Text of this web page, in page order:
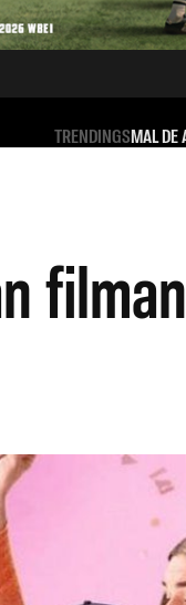
TRENDINGSMAL DE